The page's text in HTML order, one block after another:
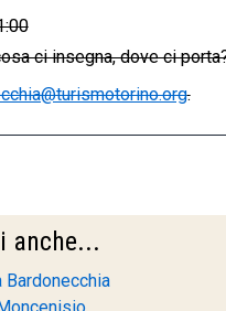
ci insegna, dove ci
.
anche...